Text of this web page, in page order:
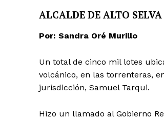
ALCALDE DE ALTO
Por: Sandra Oré Murillo
Un total de cinco mil lotes
volcánico, en las torrenteras,
jurisdicción, Samuel Tarqui.
Hizo un llamado al Gobierno